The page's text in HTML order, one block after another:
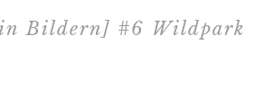
Bildern] #6 Wildpark